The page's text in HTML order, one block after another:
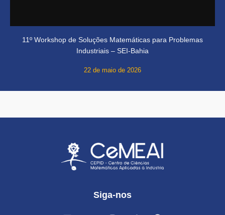
11º Workshop de Soluções Matemáticas para Problemas
Industriais – SEI-Bahia
22 de maio de 2026
Siga-nos